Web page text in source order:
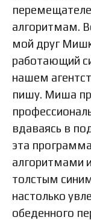
алгоритмам.
мой друг
работающий
нашем
пишу. Миша
вдаваясь в
эта
алгоритмами
толстым
настолько
обеденного